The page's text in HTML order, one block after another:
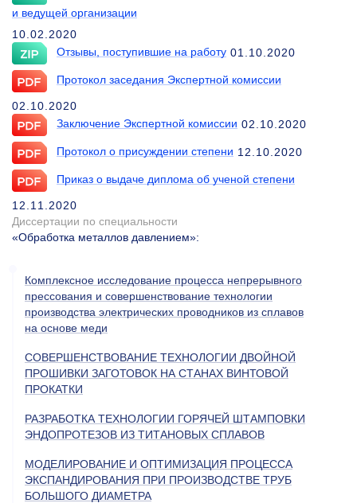
и ведущей организации
10.02.2020
Отзывы, поступившие на работу 01.10.2020
Протокол заседания Экспертной комиссии
02.10.2020
Заключение Экспертной комиссии 02.10.2020
Протокол о присуждении степени 12.10.2020
Приказ о выдаче диплома об ученой степени
12.11.2020
Диссертации по специальности
«Обработка металлов давлением»:
Комплексное исследование процесса непрерывного
прессования и совершенствование технологии
производства электрических проводников из сплавов
на основе меди
СОВЕРШЕНСТВОВАНИЕ ТЕХНОЛОГИИ ДВОЙНОЙ
ПРОШИВКИ ЗАГОТОВОК НА СТАНАХ ВИНТОВОЙ
ПРОКАТКИ
РАЗРАБОТКА ТЕХНОЛОГИИ ГОРЯЧЕЙ ШТАМПОВКИ
ЭНДОПРОТЕЗОВ ИЗ ТИТАНОВЫХ СПЛАВОВ
МОДЕЛИРОВАНИЕ И ОПТИМИЗАЦИЯ ПРОЦЕССА
ЭКСПАНДИРОВАНИЯ ПРИ ПРОИЗВОДСТВЕ ТРУБ
БОЛЬШОГО ДИАМЕТРА